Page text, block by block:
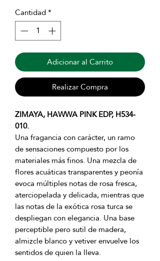
Cantidad*
Adicionar al Carrito
Realizar Compra
ZIMAYA, HAWWA PINK EDP, H534-
010.
Una fragancia con carácter, un ramo
de sensaciones compuesto por los
materiales más finos. Una mezcla de
flores acuáticas transparentes y peonía
evoca múltiples notas de rosa fresca,
aterciopelada y delicada, mientras que
las notas de la exótica rosa turca se
despliegan con elegancia. Una base
perceptible pero sutil de madera,
almizcle blanco y vetiver envuelve los
sentidos de quien la lleva.